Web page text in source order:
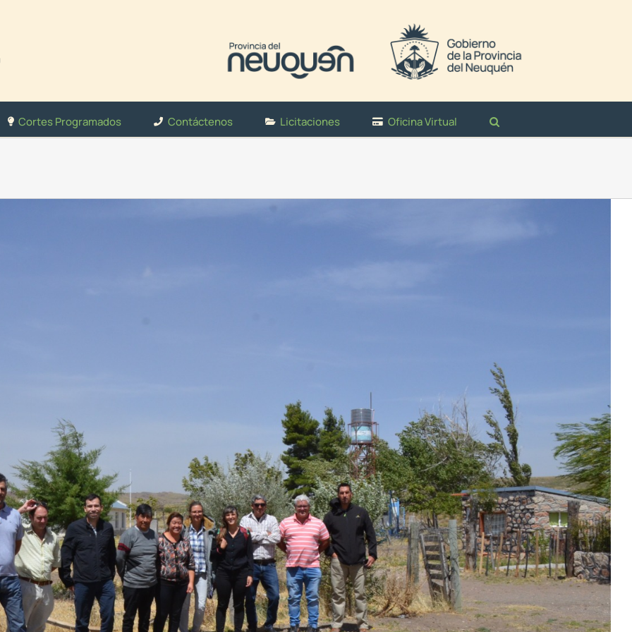
Cortes Programados Contáctenos Licitaciones Oficina Virtual